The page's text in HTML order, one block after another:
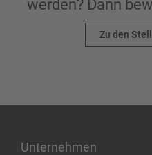
werden? Dann
Zu den
Unternehmen